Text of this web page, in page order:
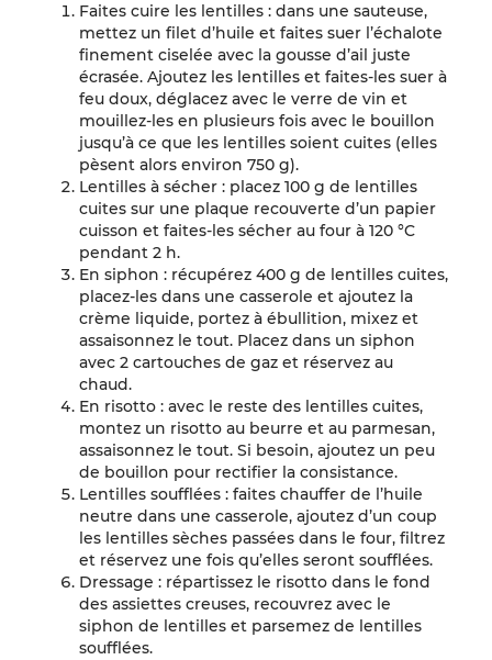
Faites cuire les lentilles : dans une sauteuse,
mettez un filet d’huile et faites suer l’échalote
finement ciselée avec la gousse d’ail juste
écrasée. Ajoutez les lentilles et faites-les suer à
feu doux, déglacez avec le verre de vin et
mouillez-les en plusieurs fois avec le bouillon
jusqu’à ce que les lentilles soient cuites (elles
pèsent alors environ 750 g).
Lentilles à sécher : placez 100 g de lentilles
cuites sur une plaque recouverte d’un papier
cuisson et faites-les sécher au four à 120 °C
pendant 2 h.
En siphon : récupérez 400 g de lentilles cuites,
placez-les dans une casserole et ajoutez la
crème liquide, portez à ébullition, mixez et
assaisonnez le tout. Placez dans un siphon
avec 2 cartouches de gaz et réservez au
chaud.
En risotto : avec le reste des lentilles cuites,
montez un risotto au beurre et au parmesan,
assaisonnez le tout. Si besoin, ajoutez un peu
de bouillon pour rectifier la consistance.
Lentilles soufflées : faites chauffer de l’huile
neutre dans une casserole, ajoutez d’un coup
les lentilles sèches passées dans le four, filtrez
et réservez une fois qu’elles seront soufflées.
Dressage : répartissez le risotto dans le fond
des assiettes creuses, recouvrez avec le
siphon de lentilles et parsemez de lentilles
soufflées.